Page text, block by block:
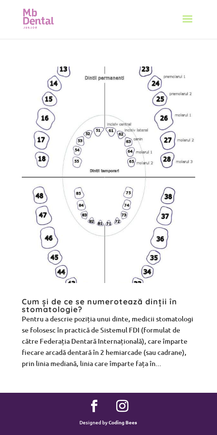
Cum și de ce se numerotează dinții în
stomatologie?
Pentru a descrie poziția unui dinte, medicii stomatologi
se folosesc în practică de Sistemul FDI (formulat de
către Federația Dentară Internațională), care împarte
fiecare arcadă dentară în 2 hemiarcade (sau cadrane),
prin linia mediană, linia care împarte fața în...
Designed byCoding Bees